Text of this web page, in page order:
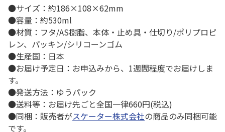
●サイズ：約186×108×62mm
●容量：約530ml
●材質：フタ/AS樹脂、本体・止め具・仕切り/ポリプロピ
レン、パッキン/シリコーンゴム
●生産国：日本
●お届け予定日：お申込みから、1週間程度でお届けしま
す。
●発送方法：ゆうパック
●送料等：お届け先ごと全国一律660円(税込)
●同梱：販売者がスケーター株式会社の商品のみ同梱可能
です。